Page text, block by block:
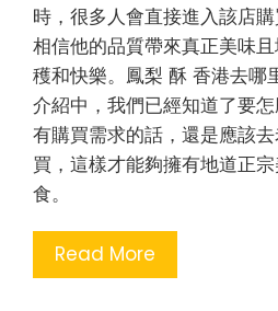
時，很多人會直接進入該店
相信他的品質帶來真正美味
穫和快樂。鳳梨 酥 香港去哪
介紹中，我們已經知道了要
有購買需求的話，還是應該
買，這樣才能夠擁有地道正
食。
Read More